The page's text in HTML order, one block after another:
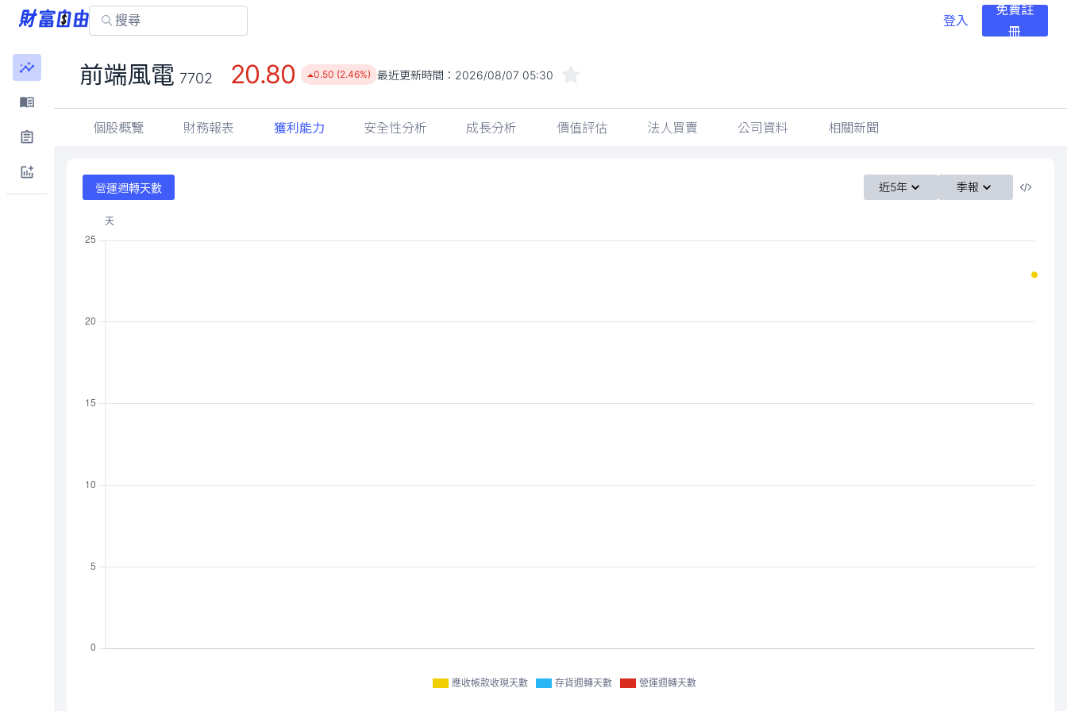
登入
免費註
冊
前端風電 7702 20.80 0.50 (2.46%) 最近更新時間： 2026/08/07 05:30
個股概覽 財務報表 獲利能力 安全性分析 成長分析 價值評估 法人買賣 公司資料 相關新聞
營運週轉天數 近5年 季報
應收帳款收現天數 存貨週轉天數 營運週轉天數